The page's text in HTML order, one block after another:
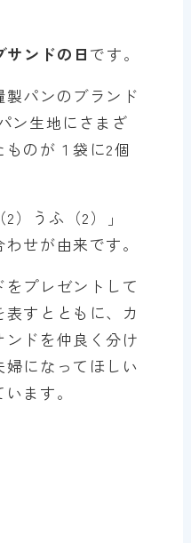
ンドの日 です。
製パンのブランド
ン生地にさまざ
のが１袋に2個
）うふ（2）」
せが由来です。
プレゼントして
すとともに、カ
ンドを仲良く分け
になってほしい
ます。